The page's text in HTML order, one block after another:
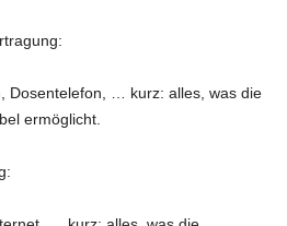
Dosentelefon, … kurz: alles, was die
ermöglicht.